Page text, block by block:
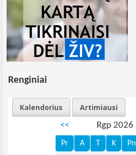
Renginiai
Kalendorius
Artimiausi
<<
Rgp 2026
Pr A T K Pn